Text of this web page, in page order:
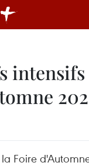
Foire